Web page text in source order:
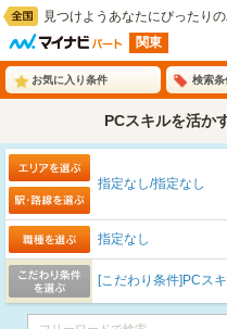
見つけようあなたにぴったりの
関東
お気に入り条件 検索条
PCスキルを活か
指定なし/指定なし
指定なし
[こだわり条件]PCス